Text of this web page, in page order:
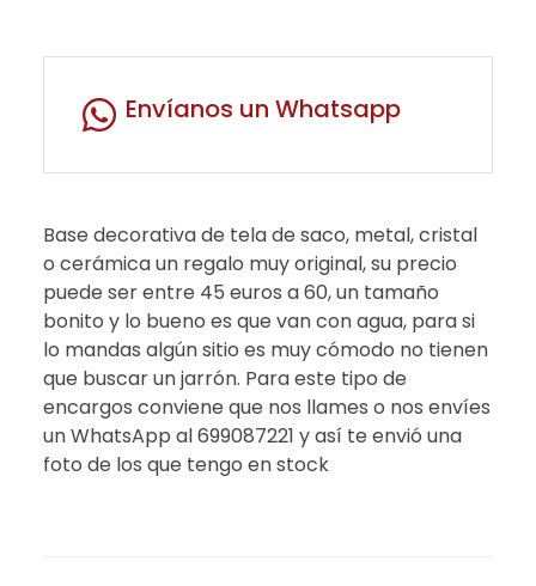
Envíanos un Whatsapp
Base decorativa de tela de saco, metal, cristal
o cerámica un regalo muy original, su precio
puede ser entre 45 euros a 60, un tamaño
bonito y lo bueno es que van con agua, para si
lo mandas algún sitio es muy cómodo no tienen
que buscar un jarrón. Para este tipo de
encargos conviene que nos llames o nos envíes
un WhatsApp al 699087221 y así te envió una
foto de los que tengo en stock